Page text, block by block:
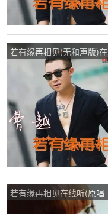
若有缘再相见(无和声版)在
线听(原唱是曹越)，喜欢光
明演唱点播:120次
若有缘再相见在线听(原唱
是曹越)，梦凡演唱点播:45